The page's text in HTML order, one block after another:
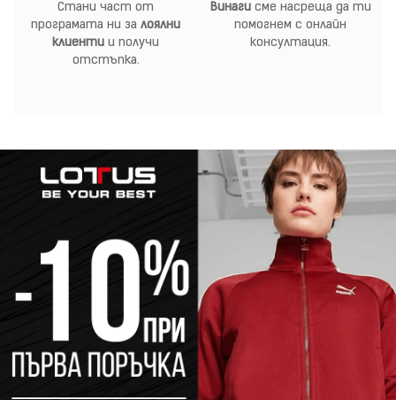
Стани част от
програмата ни за лоялни
клиенти и получи
отстъпка.
Винагисме насреща да ти
помогнем с онлайн
консултация.